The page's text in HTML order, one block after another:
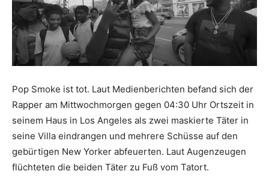
Pop Smoke ist tot. Laut Medienberichten befand sich der
Rapper am Mittwochmorgen gegen 04:30 Uhr Ortszeit in
seinem Haus in Los Angeles als zwei maskierte Täter in
seine Villa eindrangen und mehrere Schüsse auf den
gebürtigen New Yorker abfeuerten. Laut Augenzeugen
flüchteten die beiden Täter zu Fuß vom Tatort.